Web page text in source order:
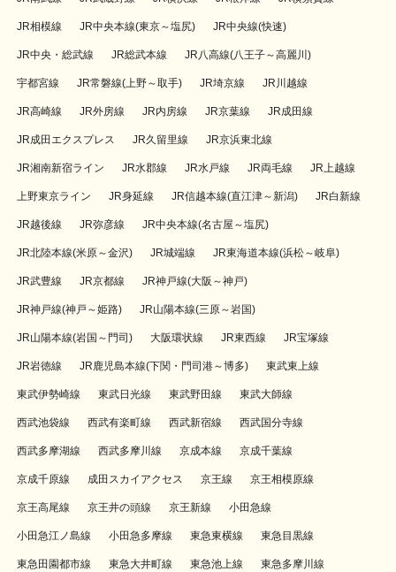
JR相模線 JR中央本線(東京～塩尻) JR中央線(快速)
JR中央・総武線 JR総武本線 JR八高線(八王子～高麗川)
宇都宮線 JR常磐線(上野～取手) JR埼京線 JR川越線
JR高崎線 JR外房線 JR内房線 JR京葉線 JR成田線
JR成田エクスプレス JR久留里線 JR京浜東北線
JR湘南新宿ライン JR水郡線 JR水戸線 JR両毛線 JR上越線
上野東京ライン JR身延線 JR信越本線(直江津～新潟) JR白新線
JR越後線 JR弥彦線 JR中央本線(名古屋～塩尻)
JR北陸本線(米原～金沢) JR城端線 JR東海道本線(浜松～岐阜)
JR武豊線 JR京都線 JR神戸線(大阪～神戸)
JR神戸線(神戸～姫路) JR山陽本線(三原～岩国)
JR山陽本線(岩国～門司) 大阪環状線 JR東西線 JR宝塚線
JR岩徳線 JR鹿児島本線(下関・門司港～博多) 東武東上線
東武伊勢崎線 東武日光線 東武野田線 東武大師線
西武池袋線 西武有楽町線 西武新宿線 西武国分寺線
西武多摩湖線 西武多摩川線 京成本線 京成千葉線
京成千原線 成田スカイアクセス 京王線 京王相模原線
京王高尾線 京王井の頭線 京王新線 小田急線
小田急江ノ島線 小田急多摩線 東急東横線 東急目黒線
東急田園都市線 東急大井町線 東急池上線 東急多摩川線